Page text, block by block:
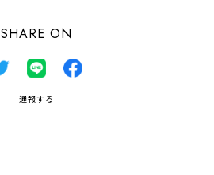
SHARE ON
通報する